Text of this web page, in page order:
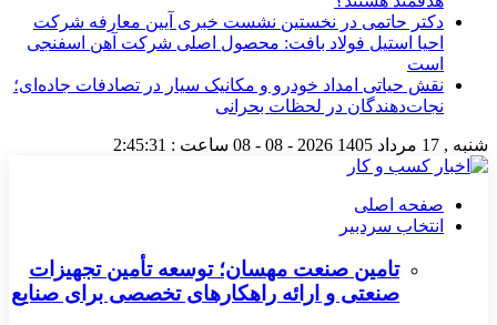
دکتر حاتمی در نخستین نشست خبری آیین معارفه شرکت
احیا استیل فولاد بافت: محصول اصلی شرکت آهن اسفنجی
است
نقش حیاتی امداد خودرو و مکانیک سیار در تصادفات جاده‌ای؛
نجات‌دهندگان در لحظات بحرانی
شنبه , 17 مرداد 1405 2026 - 08 - 08 ساعت : 2:45:31
صفحه اصلی
انتخاب سردبیر
تامین صنعت مهسان؛ توسعه تأمین تجهیزات
صنعتی و ارائه راهکارهای تخصصی برای صنایع